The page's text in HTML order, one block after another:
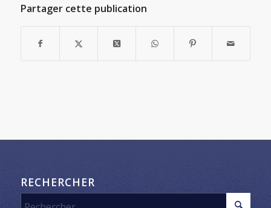
Partager cette publication
RECHERCHER